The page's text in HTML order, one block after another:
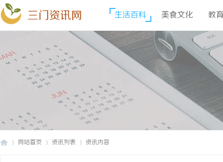
三门资讯网 生活百科 美食文化 教
网站首页 资讯列表 资讯内容